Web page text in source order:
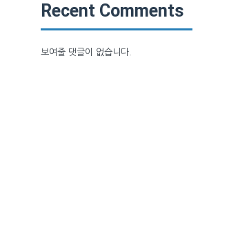
Recent Comments
보여줄 댓글이 없습니다.